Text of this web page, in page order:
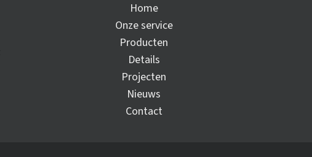
Home
Onze service
Producten
Details
Projecten
Nieuws
Contact